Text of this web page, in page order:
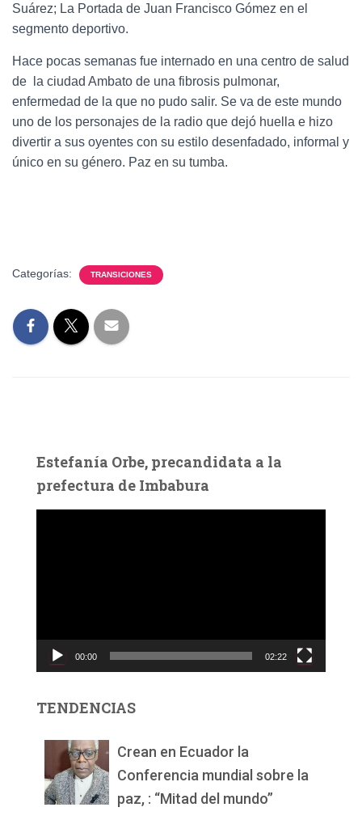
Suárez; La Portada de Juan Francisco Gómez en el
segmento deportivo.
Hace pocas semanas fue internado en una centro de salud
de la ciudad Ambato de una fibrosis pulmonar,
enfermedad de la que no pudo salir. Se va de este mundo
uno de los personajes de la radio que dejó huella e hizo
divertir a sus oyentes con su estilo desenfadado, informal y
único en su género. Paz en su tumba.
Categorías: TRANSICIONES
Estefanía Orbe, precandidata a la
prefectura de Imbabura
c
d
00:00 02:22
TENDENCIAS
Crean en Ecuador la
Conferencia mundial sobre la
paz, : “Mitad del mundo”